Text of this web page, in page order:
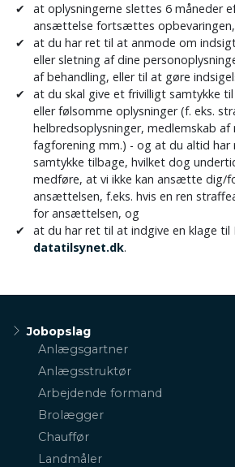
at oplysningerne slettes 6 måneder
ansættelse fortsættes opbevaringen,
at du har ret til at anmode om
eller sletning af dine
af behandling, eller til at gøre
at du skal give et frivilligt samtykke
eller følsomme oplysninger (f. eks.
helbredsoplysninger, medlemskab af
fagforening mm.) - og at du altid
samtykke tilbage, hvilket dog
medføre, at vi ikke kan ansætte
ansættelsen, f.eks. hvis en ren
for ansættelsen, og
at du har ret til at indgive en klage til
datatilsynet.dk.
Primær
navigation
Jobopslag
Anlægsgartner
Anlægsstruktør
Arbejdende formand
Brolægger
Chauffør
Landmåler